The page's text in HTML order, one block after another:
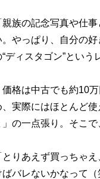
親族の記念写真や仕
。やっぱり、自分の
“ディスタゴン”という
格は中古でも約10万
、実際にはほとんど
」の一点張り。そこ
とりあえず買っちゃ
ばバレないかなって（